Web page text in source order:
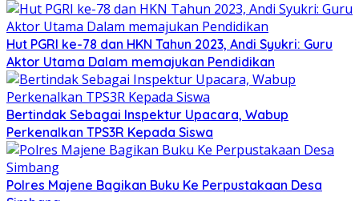
Hut PGRI ke-78 dan HKN Tahun 2023, Andi Syukri: Guru
Aktor Utama Dalam memajukan Pendidikan
Bertindak Sebagai Inspektur Upacara, Wabup
Perkenalkan TPS3R Kepada Siswa
Polres Majene Bagikan Buku Ke Perpustakaan Desa